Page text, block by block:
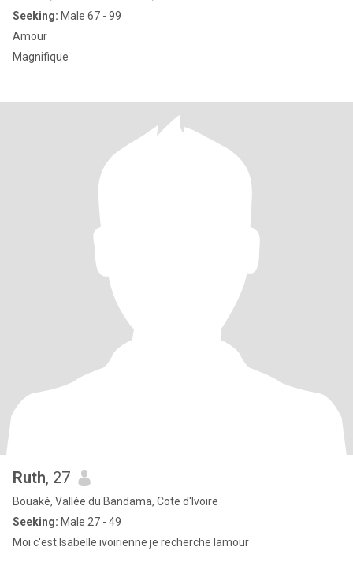
Seeking: Male 67 - 99
Amour
Magnifique
Ruth, 27
Bouaké, Vallée du Bandama, Cote d'Ivoire
Seeking: Male 27 - 49
Moi c'est Isabelle ivoirienne je recherche lamour